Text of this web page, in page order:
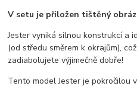
V setu je přiložen tištěný
Jester vyniká silnou konstrukcí a
(od středu směrem k okrajům),
zadiabolujete výjimečně dobře!
Tento model Jester je pokročilou